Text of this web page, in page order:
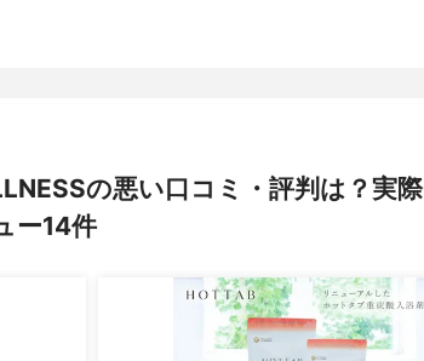
の悪い口コミ・評判は？実際
ー14件